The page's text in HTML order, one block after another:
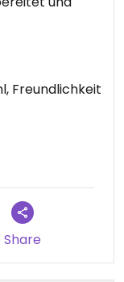
06-17
Freundlichkeit
Share